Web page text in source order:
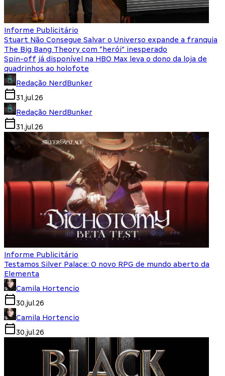
Informe Publicitário
Stuart Não Consegue Salvar o Universo expande a franquia
The Big Bang Theory com “herói” inesperado
Spin-off já disponível na HBO Max leva o dono da loja de
quadrinhos ao holofote
Redação NerdBunker
31.jul.26
Redação NerdBunker
31.jul.26
Informe Publicitário
Testamos Silver Palace: O novo RPG de mundo aberto da
Elementa
Camila Hortencio
30.jul.26
Camila Hortencio
30.jul.26